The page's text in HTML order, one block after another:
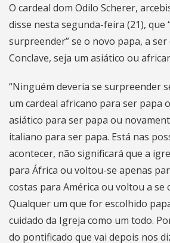
O cardeal dom Odilo Scherer,
disse nesta segunda-feira (21), que
surpreender” se o novo papa, a
Conclave, seja um asiático ou
“Ninguém deveria se surpreender
um cardeal africano para ser papa
asiático para ser papa ou
italiano para ser papa. Está nas
acontecer, não significará que a
para África ou voltou-se apenas
costas para América ou voltou a se
Qualquer um que for escolhido
cuidado da Igreja como um todo.
do pontificado que vai depois nos